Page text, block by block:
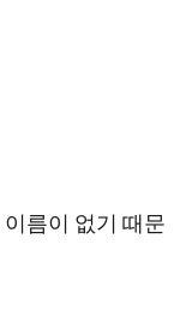
이름이 없기 때문